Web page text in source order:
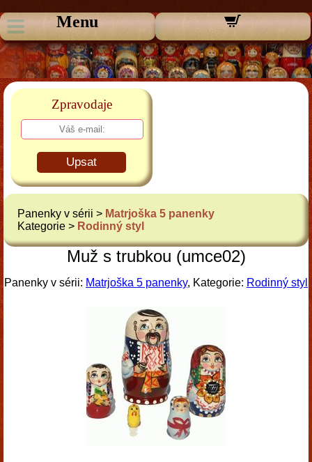
Menu
Zpravodaje
Upsat
Panenky v sérii > Matrjoška 5 panenky
Kategorie > Rodinný styl
Muž s trubkou (umce02)
Panenky v sérii: Matrjoška 5 panenky, Kategorie: Rodinný styl